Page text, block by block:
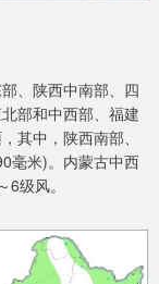
、陕西中南部、四
部和中西部、福建
其中，陕西南部、
毫米)。内蒙古中西
级风。